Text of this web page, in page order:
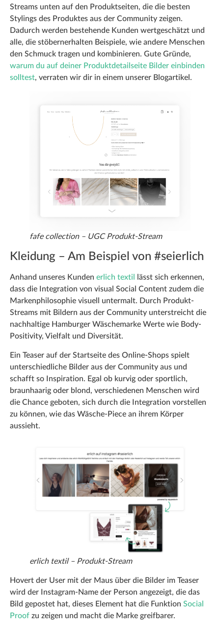
Streams unten auf den Produktseiten, die die besten
Stylings des Produktes aus der Community zeigen.
Dadurch werden bestehende Kunden wertgeschätzt und
alle, die stöbernerhalten Beispiele, wie andere Menschen
den Schmuck tragen und kombinieren. Gute Gründe,
warum du auf deiner Produktdetailseite Bilder einbinden
solltest, verraten wir dir in einem unserer Blogartikel.
fafe collection – UGC Produkt-Stream
Kleidung – Am Beispiel von #seierlich
Anhand unseres Kunden erlich textil
lässt sich erkennen,
dass die Integration von visual Social Content zudem die
Markenphilosophie visuell untermalt. Durch Produkt-
Streams mit Bildern aus der Community unterstreicht die
nachhaltige Hamburger Wäschemarke Werte wie Body-
Positivity, Vielfalt und Diversität.
Ein Teaser auf der Startseite des Online-Shops spielt
unterschiedliche Bilder aus der Community aus und
schafft so Inspiration. Egal ob kurvig oder sportlich,
braunhaarig oder blond, verschiedenen Menschen wird
die Chance geboten, sich durch die Integration vorstellen
zu können, wie das Wäsche-Piece an ihrem Körper
aussieht.
erlich textil – Produkt-Stream
Hovert der User mit der Maus über die Bilder im Teaser
wird der Instagram-Name der Person angezeigt, die das
Bild gepostet hat, dieses Element hat die Funktion Social
Proof zu zeigen und macht die Marke greifbarer.